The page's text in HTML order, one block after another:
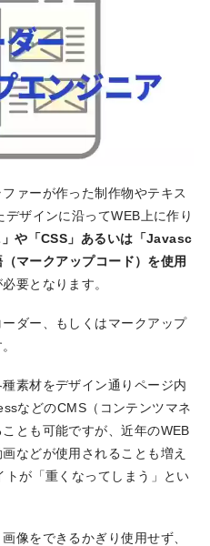
ァーが作った制作物やテキス
デザインに沿ってWEB上に作り
」や「CSS」あるいは「Javasc
マークアップコード）を使用
要となります。
ダー、もしくはマークアップ
素材をデザイン通りページ内
などのCMS（コンテンツマネ
とも可能ですが、近年のWEB
などが使用されることも増え
が「重くなってしまう」とい
像をできるかぎり使用せず、